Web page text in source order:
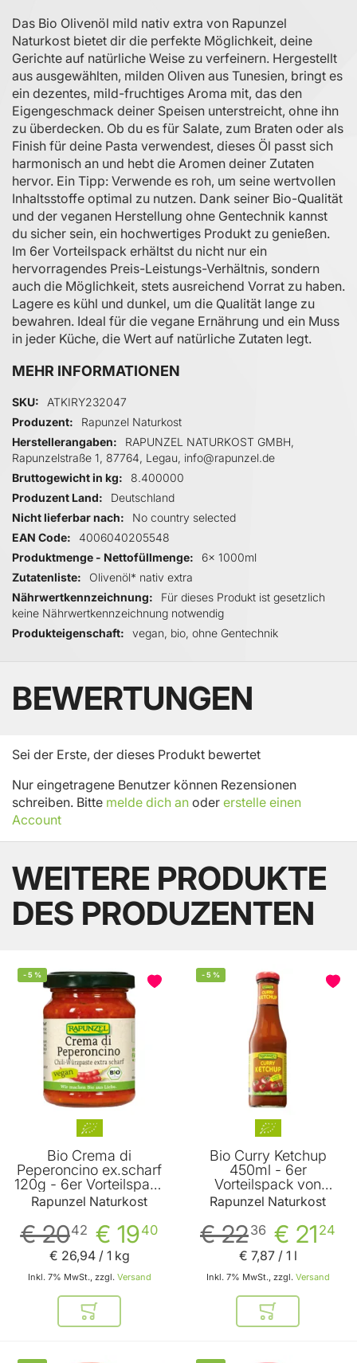
Das Bio Olivenöl mild nativ extra von Rapunzel
Naturkost bietet dir die perfekte Möglichkeit, deine
Gerichte auf natürliche Weise zu verfeinern. Hergestellt
aus ausgewählten, milden Oliven aus Tunesien, bringt es
ein dezentes, mild-fruchtiges Aroma mit, das den
Eigengeschmack deiner Speisen unterstreicht, ohne ihn
zu überdecken. Ob du es für Salate, zum Braten oder als
Finish für deine Pasta verwendest, dieses Öl passt sich
harmonisch an und hebt die Aromen deiner Zutaten
hervor. Ein Tipp: Verwende es roh, um seine wertvollen
Inhaltsstoffe optimal zu nutzen. Dank seiner Bio-Qualität
und der veganen Herstellung ohne Gentechnik kannst
du sicher sein, ein hochwertiges Produkt zu genießen.
Im 6er Vorteilspack erhältst du nicht nur ein
hervorragendes Preis-Leistungs-Verhältnis, sondern
auch die Möglichkeit, stets ausreichend Vorrat zu haben.
Lagere es kühl und dunkel, um die Qualität lange zu
bewahren. Ideal für die vegane Ernährung und ein Muss
in jeder Küche, die Wert auf natürliche Zutaten legt.
MEHR INFORMATIONEN
Mehr Informationen
SKU
ATKIRY232047
Produzent
Rapunzel Naturkost
Herstellerangaben
RAPUNZEL NATURKOST GMBH,
Rapunzelstraße 1, 87764, Legau, info@rapunzel.de
Bruttogewicht in kg
8.400000
Produzent Land
Deutschland
Nicht lieferbar nach
No country selected
EAN Code
4006040205548
Produktmenge - Nettofüllmenge
6x 1000ml
Zutatenliste
Olivenöl* nativ extra
Nährwertkennzeichnung
Für dieses Produkt ist gesetzlich
keine Nährwertkennzeichnung notwendig
Produkteigenschaft
vegan, bio, ohne Gentechnik
BEWERTUNGEN
Sei der Erste, der dieses Produkt bewertet
Nur eingetragene Benutzer können Rezensionen
schreiben. Bitte melde dich an oder erstelle einen
Account
WEITERE PRODUKTE
DES PRODUZENTEN
-5 %
Bio Crema di
Peperoncino ex.scharf
120g - 6er Vorteilspack
von Rapunzel
Rapunzel Naturkost
€ 1940
€ 2042
Inkl. 7% MwSt., zzgl. Versand
€ 26,94/ 1 kg
In den Warenkorb
-5 %
Bio Curry Ketchup
450ml - 6er
Vorteilspack von
Rapunzel
Rapunzel Naturkost
€ 21 24
€ 2236
Inkl. 7% MwSt., zzgl. Versand
€ 7,87/ 1 l
In den